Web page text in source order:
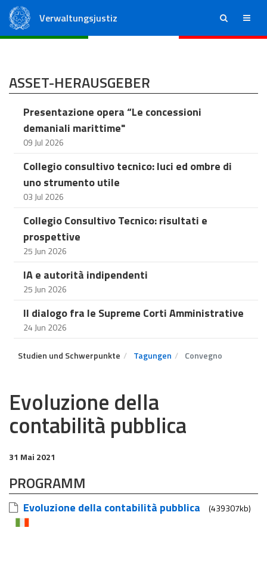
Verwaltungsjustiz ricerca menu
ASSET-HERAUSGEBER
Presentazione opera “Le concessioni
demaniali marittime"
09 Jul 2026
Collegio consultivo tecnico: luci ed ombre di
uno strumento utile
03 Jul 2026
Collegio Consultivo Tecnico: risultati e
prospettive
25 Jun 2026
IA e autorità indipendenti
25 Jun 2026
Il dialogo fra le Supreme Corti Amministrative
24 Jun 2026
Studien und Schwerpunkte Tagungen Convegno
Evoluzione della
contabilità pubblica
31 Mai 2021
PROGRAMM
Evoluzione della contabilità pubblica (439307kb)